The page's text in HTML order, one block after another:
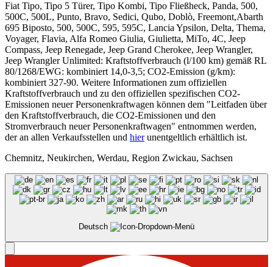
Fiat Tipo, Tipo 5 Türer, Tipo Kombi, Tipo Fließheck, Panda, 500,
500C, 500L, Punto, Bravo, Sedici, Qubo, Doblò, Freemont,Abarth
695 Biposto, 500, 500C, 595, 595C, Lancia Ypsilon, Delta, Thema,
Voyager, Flavia, Alfa Romeo Giulia, Giulietta, MiTo, 4C, Jeep
Compass, Jeep Renegade, Jeep Grand Cherokee, Jeep Wrangler,
Jeep Wrangler Unlimited: Kraftstoffverbrauch (l/100 km) gemäß RL
80/1268/EWG: kombiniert 14,0-3,5; CO2-Emission (g/km):
kombiniert 327-90. Weitere Informationen zum offiziellen
Kraftstoffverbrauch und zu den offiziellen spezifischen CO2-
Emissionen neuer Personenkraftwagen können dem "Leitfaden über
den Kraftstoffverbrauch, die CO2-Emissionen und den
Stromverbrauch neuer Personenkraftwagen" entnommen werden,
der an allen Verkaufsstellen und hierunentgeltlich erhältlich ist.
Chemnitz, Neukirchen, Werdau, Region Zwickau, Sachsen
Deutsch